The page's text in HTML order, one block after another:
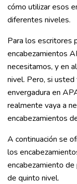
cómo utilizar esos
diferentes niveles.
Para los escritores
encabezamientos
necesitamos, y en
nivel. Pero, si
envergadura en
realmente vaya a
encabezamientos
A continuación se
los
encabezamiento
de quinto nivel.